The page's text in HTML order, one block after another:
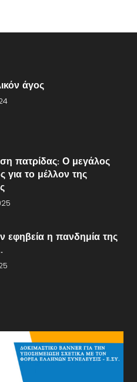
άγος
πατρίδας: Ο μεγάλος
για το μέλλον της
εφηβεία η πανδημία της